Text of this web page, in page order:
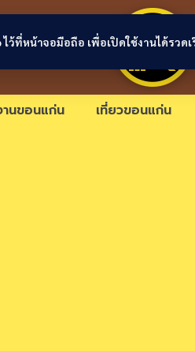
านขอนแก่น เที่ยวขอนแก่น
ไว้ที่หน้าจอมือถือ เพื่อเปิดใช้งานได้รวด